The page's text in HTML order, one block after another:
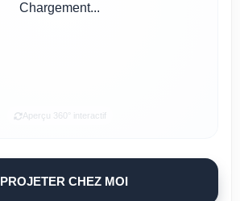
Chargement...
Aperçu 360° interactif
PROJETER CHEZ MOI